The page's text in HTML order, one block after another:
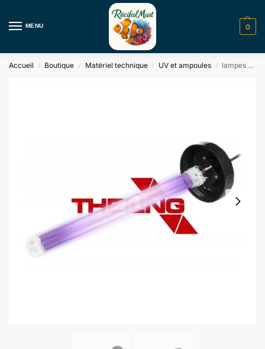
MENU 0
Accueil / Boutique / Matériel technique / UV et ampoules / lampes de rechange pour protecteur UV-C Theiling